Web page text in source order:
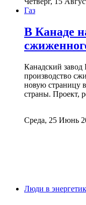
Газ
В Канаде
Канадский завод
производство
новую страницу
страны. Проект,
Среда, 25 Июнь
Люди в